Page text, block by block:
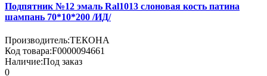
Подпятник №12 эмаль Ral1013 слоновая кость патина
шампань 70*10*200 /ИД/
Производитель:ТЕКОНА
Код товара:F0000094661
Наличие:Под заказ
0